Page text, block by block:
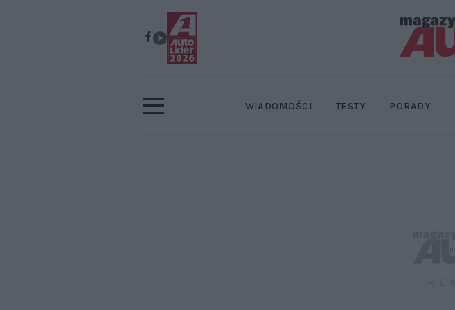
WIADOMOŚCI TESTY PORADY